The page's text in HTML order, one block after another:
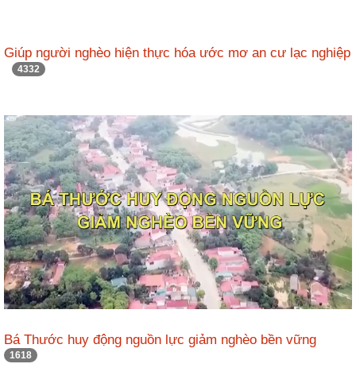
Giúp người nghèo hiện thực hóa ước mơ an cư lạc nghiệp
4332
Bá Thước huy động nguồn lực giảm nghèo bền vững
1618